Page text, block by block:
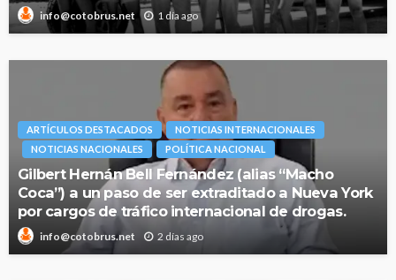
info@cotobrus.net 1 día ago
ARTÍCULOS DESTACADOS
NOTICIAS INTERNACIONALES
NOTICIAS NACIONALES
POLÍTICA NACIONAL
Gilbert Hernán Bell Fernández (alias “Macho
Coca”) a un paso de ser extraditado a Nueva York
por cargos de tráfico internacional de drogas.
info@cotobrus.net 2 días ago